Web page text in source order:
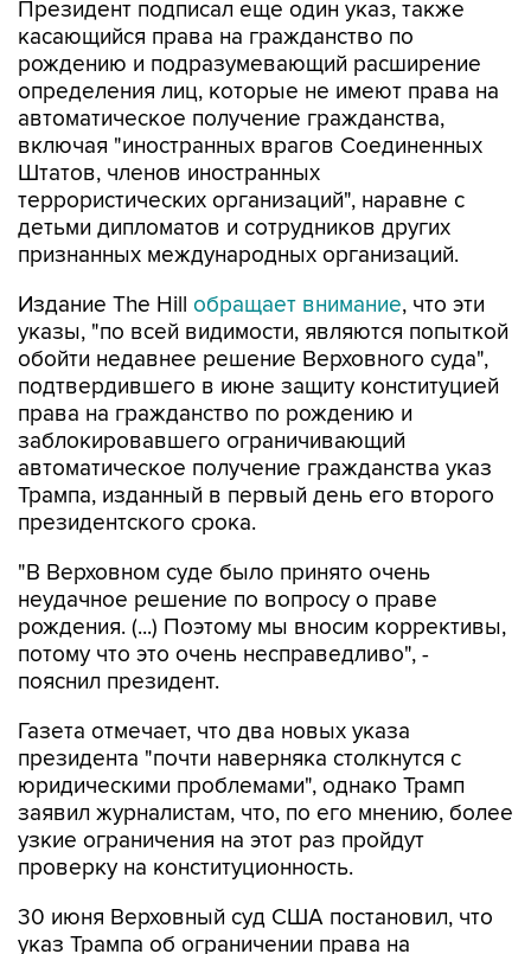
рождению и подразумевающий расширение
определения лиц, которые не имеют права на
автоматическое получение гражданства,
включая "иностранных врагов Соединенных
Штатов, членов иностранных
террористических организаций", наравне с
детьми дипломатов и сотрудников других
признанных международных организаций.
Издание The Hillобращает внимание, что эти
обойти недавнее решение Верховного суда",
подтвердившего в июне защиту конституцией
права на гражданство по рождению и
заблокировавшего ограничивающий
автоматическое получение гражданства указ
Трампа, изданный в первый день его второго
президентского срока.
"В Верховном суде было принято очень
рождения. (...) Поэтому мы вносим коррективы,
потому что это очень несправедливо", -
пояснил президент.
Газета отмечает, что два новых указа
юридическими проблемами", однако Трамп
заявил журналистам, что, по его мнению, более
узкие ограничения на этот раз пройдут
проверку на конституционность.
30 июня Верховный суд США постановил, что
автоматическое получение американского